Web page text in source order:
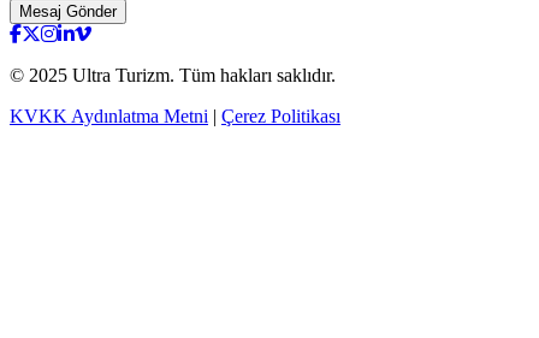
Mesaj Gönder
© 2025 Ultra Turizm. Tüm hakları saklıdır.
KVKK Aydınlatma Metni | Çerez Politikası